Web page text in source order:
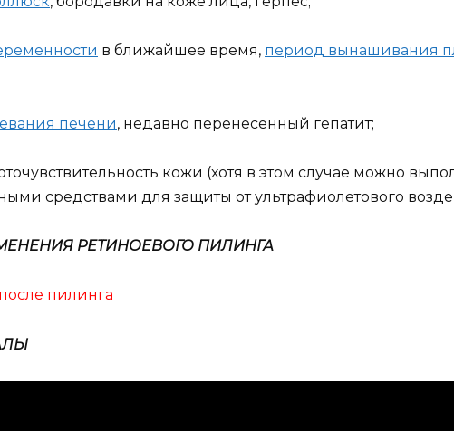
в ближайшее время, период вынашивания
печени, недавно перенесенный гепатит;
кожи (хотя в этом случае можно
средствами для защиты от ультрафиолетового
РЕТИНОЕВОГО ПИЛИНГА
пилинга